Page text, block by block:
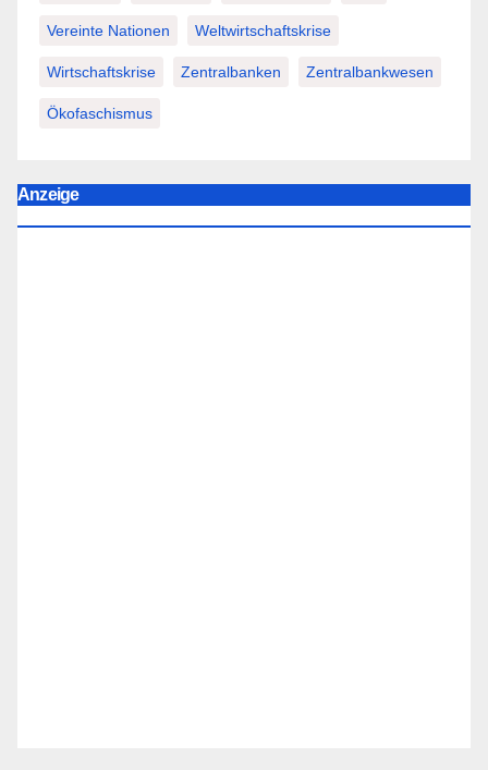
Vereinte Nationen Weltwirtschaftskrise
Wirtschaftskrise Zentralbanken Zentralbankwesen
Ökofaschismus
Anzeige